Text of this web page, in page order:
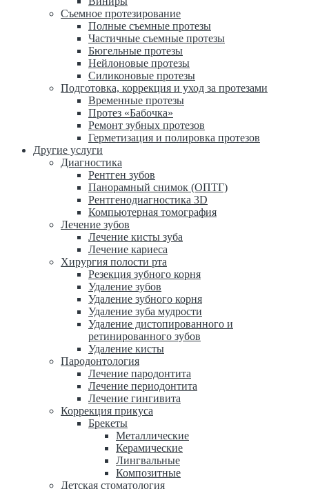
Съемное протезирование
Полные съемные протезы
Частичные съемные протезы
Бюгельные протезы
Нейлоновые протезы
Силиконовые протезы
Подготовка, коррекция и уход за протезами
Временные протезы
Протез «Бабочка»
Ремонт зубных протезов
Герметизация и полировка протезов
Другие услуги
Диагностика
Рентген зубов
Панорамный снимок (ОПТГ)
Рентгенодиагностика 3D
Компьютерная томография
Лечение зубов
Лечение кисты зуба
Лечение кариеса
Хирургия полости рта
Резекция зубного корня
Удаление зубов
Удаление зубного корня
Удаление зуба мудрости
Удаление дистопированного и
ретинированного зубов
Удаление кисты
Пародонтология
Лечение пародонтита
Лечение периодонтита
Лечение гингивита
Коррекция прикуса
Брекеты
Металлические
Керамические
Лингвальные
Композитные
Детская стоматология